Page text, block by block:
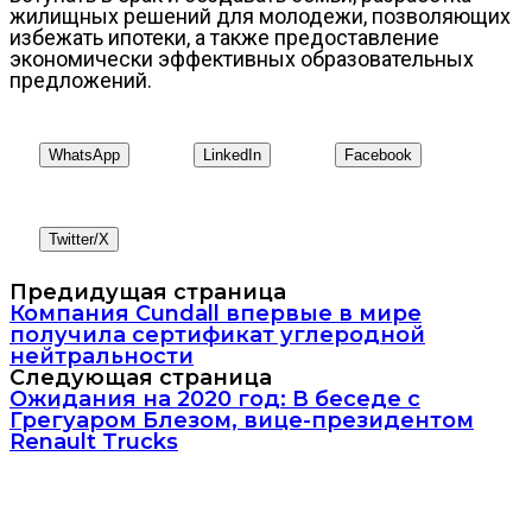
жилищных решений для молодежи, позволяющих
избежать ипотеки, а также предоставление
экономически эффективных образовательных
предложений.
WhatsApp LinkedIn Facebook
Twitter/X
Предидущая страница
Компания Cundall впервые в мире
получила сертификат углеродной
нейтральности
Следующая страница
Ожидания на 2020 год: В беседе с
Грегуаром Блезом, вице-президентом
Renault Trucks